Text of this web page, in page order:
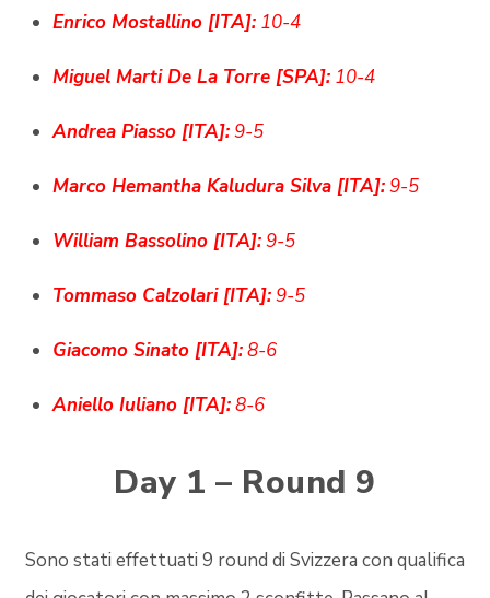
Enrico Mostallino [ITA]: 10-4
Miguel Marti De La Torre [SPA]: 10-4
Andrea Piasso [ITA]:9-5
Marco Hemantha Kaludura Silva [ITA]:9-5
William Bassolino [ITA]:9-5
Tommaso Calzolari [ITA]:9-5
Giacomo Sinato [ITA]:8-6
Aniello Iuliano [ITA]:8-6
Day 1 – Round 9
Sono stati effettuati 9 round di Svizzera con qualifica